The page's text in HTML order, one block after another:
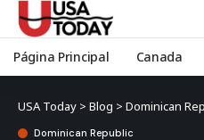
Página Principal Canada
USA Today > Blog > Dominican
Dominican Republic